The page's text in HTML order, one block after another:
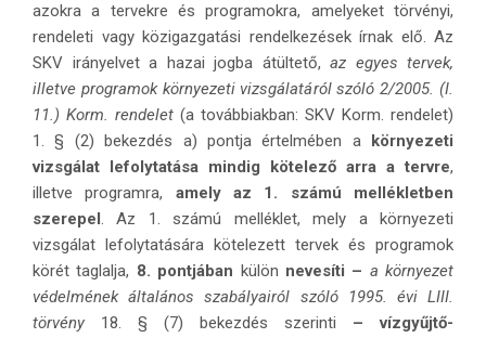
azokra a tervekre és programokra, amelyeket törvényi,
rendeleti vagy közigazgatási rendelkezések írnak elő. Az
SKV irányelvet a hazai jogba átültető, az egyes tervek,
illetve programok környezeti vizsgálatáról szóló 2/2005. (I.
11.) Korm. rendelet (a továbbiakban: SKV Korm. rendelet)
1. § (2) bekezdés a) pontja értelmében a környezeti
vizsgálat lefolytatása mindig kötelező arra a tervre,
illetve programra, amely
az 1. számú mellékletben
szerepel. Az 1. számú melléklet, mely a környezeti
vizsgálat lefolytatására kötelezett tervek és programok
körét taglalja, 8. pontjában külön nevesíti – a környezet
védelmének általános szabályairól szóló 1995. évi LIII.
törvény 18. § (7) bekezdés szerinti – vízgyűjtő-